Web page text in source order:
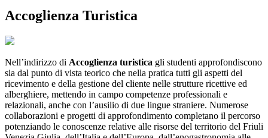
Accoglienza Turistica
Nell’indirizzo di Accoglienza turistica gli studenti approfondiscono
sia dal punto di vista teorico che nella pratica tutti gli aspetti del
ricevimento e della gestione del cliente nelle strutture ricettive ed
alberghiere, mettendo in campo competenze professionali e
relazionali, anche con l’ausilio di due lingue straniere. Numerose
collaborazioni e progetti di approfondimento completano il percorso
potenziando le conoscenze relative alle risorse del territorio del Friuli